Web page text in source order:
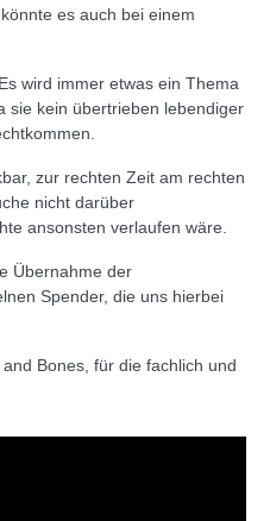
es auch bei einem
wird immer etwas ein Thema
sie kein übertrieben lebendiger
zur rechten Zeit am rechten
nicht darüber
ansonsten verlaufen wäre.
Übernahme der
Spender, die uns hierbei
Bones, für die fachlich und